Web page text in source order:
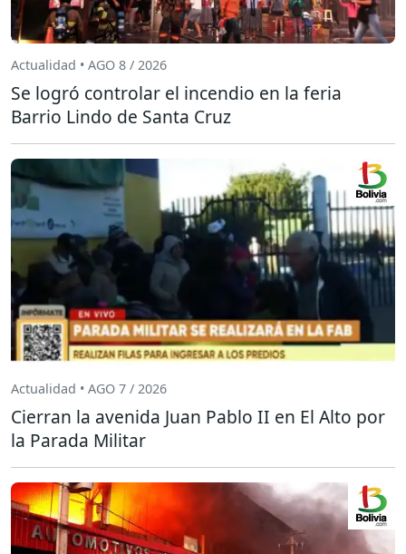
Actualidad • AGO 8 / 2026
Se logró controlar el incendio en la feria
Barrio Lindo de Santa Cruz
Actualidad • AGO 7 / 2026
Cierran la avenida Juan Pablo II en El Alto por
la Parada Militar